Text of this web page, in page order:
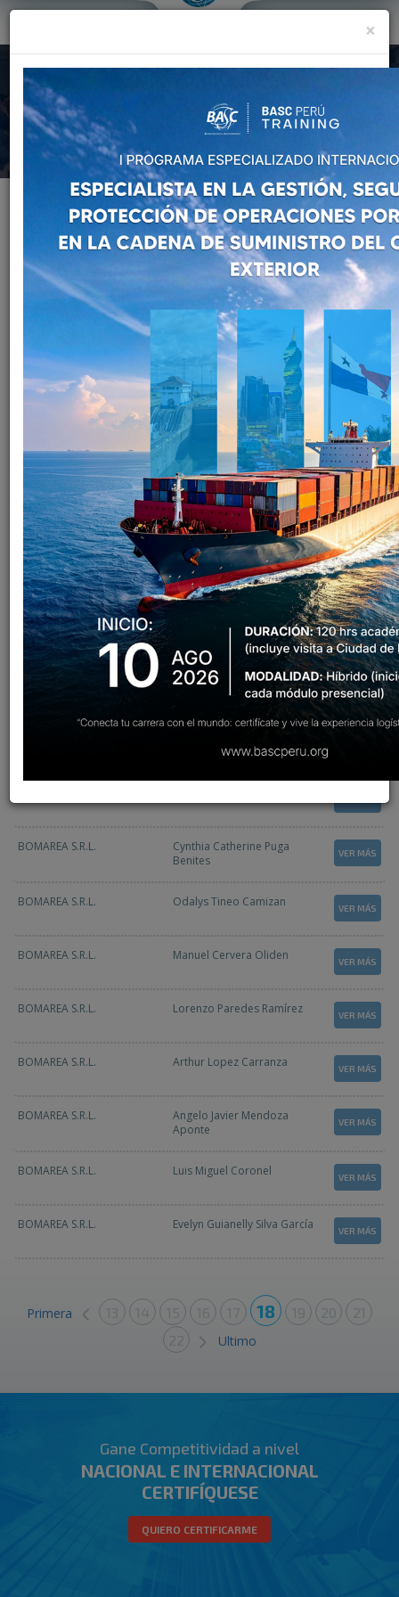
Formación y Capacitación
Preocupados por la mejora constante en la Gestión y Control en la
Home Formación y Capacitación Auditores Internos
AUDITORES INTERNOS
BORRAR
Empresa Nombre del auditor Información
BOMAREA S.R.L. Carla Fiorela Clavo García VER MÁS
BOMAREA S.R.L. Shyrley Diaz Calderón VER MÁS
BOMAREA S.R.L. Jaime Ivan Burgos Mena VER MÁS
BOMAREA S.R.L.
Guillermo Raul Mestanza
VER MÁS
Karen Ivonne Bautista Gil VER MÁS
BOMAREA S.R.L.
Cynthia Catherine Puga
Benites
VER MÁS
BOMAREA S.R.L. Odalys Tineo Camizan VER MÁS
BOMAREA S.R.L. Manuel Cervera Oliden VER MÁS
BOMAREA S.R.L. Lorenzo Paredes Ramírez VER MÁS
BOMAREA S.R.L. Arthur Lopez Carranza VER MÁS
BOMAREA S.R.L.
Angelo Javier Mendoza
Aponte
VER MÁS
BOMAREA S.R.L. Luis Miguel Coronel VER MÁS
BOMAREA S.R.L. Evelyn Guianelly Silva García VER MÁS
Primera 13 14 15 16 17 18 19 20
21
Ultimo
×
Gane Competitividad a nivel
NACIONAL E INTERNACIONAL
CERTIFÍQUESE
QUIERO CERTIFICARME